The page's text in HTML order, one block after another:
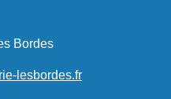
Bordes
lesbordes.fr